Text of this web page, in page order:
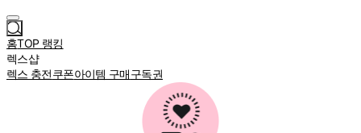
홈TOP 랭킹
렉스샵
렉스 충전쿠폰아이템 구매구독권